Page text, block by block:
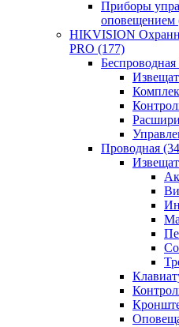
Приборы
оповещением
HIKVISION
PRO (177)
Беспроводная
Проводная